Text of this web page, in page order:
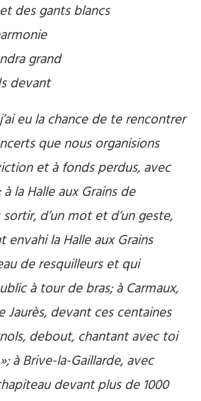
des gants blancs
grand
devant
eu la chance de te rencontrer
que nous organisions
et à fonds perdus, avec
la Halle aux Grains de
d’un mot et d’un geste,
envahi la Halle aux Grains
de resquilleurs et qui
à tour de bras; à Carmaux,
Jaurès, devant ces centaines
debout, chantant avec toi
à Brive-la-Gaillarde, avec
devant plus de 1000